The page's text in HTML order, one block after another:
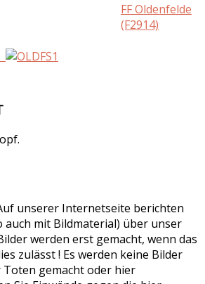
FF Oldenfelde
(F2914)
unserer Internetseite berichten
auch mit Bildmaterial) über unser
werden erst gemacht, wenn das
zulässt ! Es werden keine Bilder
gemacht oder hier